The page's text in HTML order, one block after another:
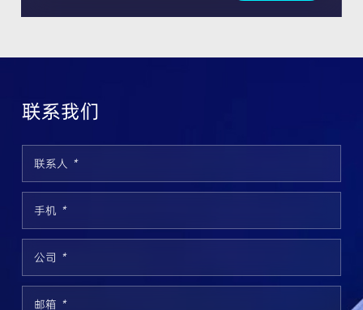
联系我们
联系人 *
手机 *
公司 *
邮箱 *